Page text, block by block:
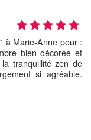
à Marie-Anne pour :
bien décorée et
tranquillité zen de
si agréable.